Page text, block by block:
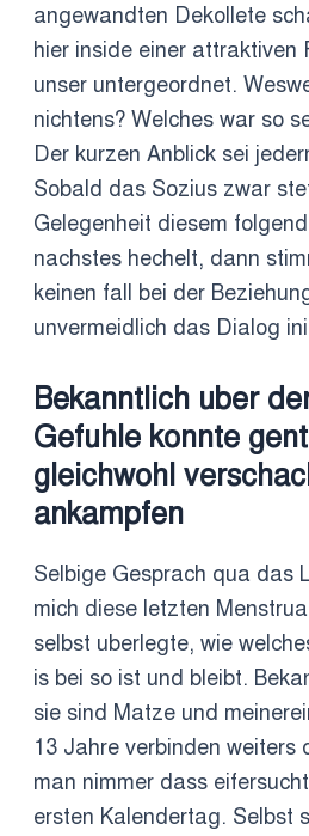
angewandten Dekollete
hier inside einer attraktiven
unser untergeordnet.
nichtens? Welches war so
Der kurzen Anblick sei
Sobald das Sozius zwar
Gelegenheit diesem
nachstes hechelt, dann
keinen fall bei der
unvermeidlich das Dialog
Bekanntlich uber
Gefuhle konnte
gleichwohl
ankampfen
Selbige Gesprach qua das
mich diese letzten
selbst uberlegte, wie
is bei so ist und bleibt.
sie sind Matze und
13 Jahre verbinden weiters
man nimmer dass
ersten Kalendertag. Selbst